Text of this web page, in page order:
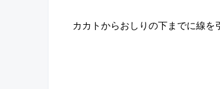
カカトからおしりの下までに線を